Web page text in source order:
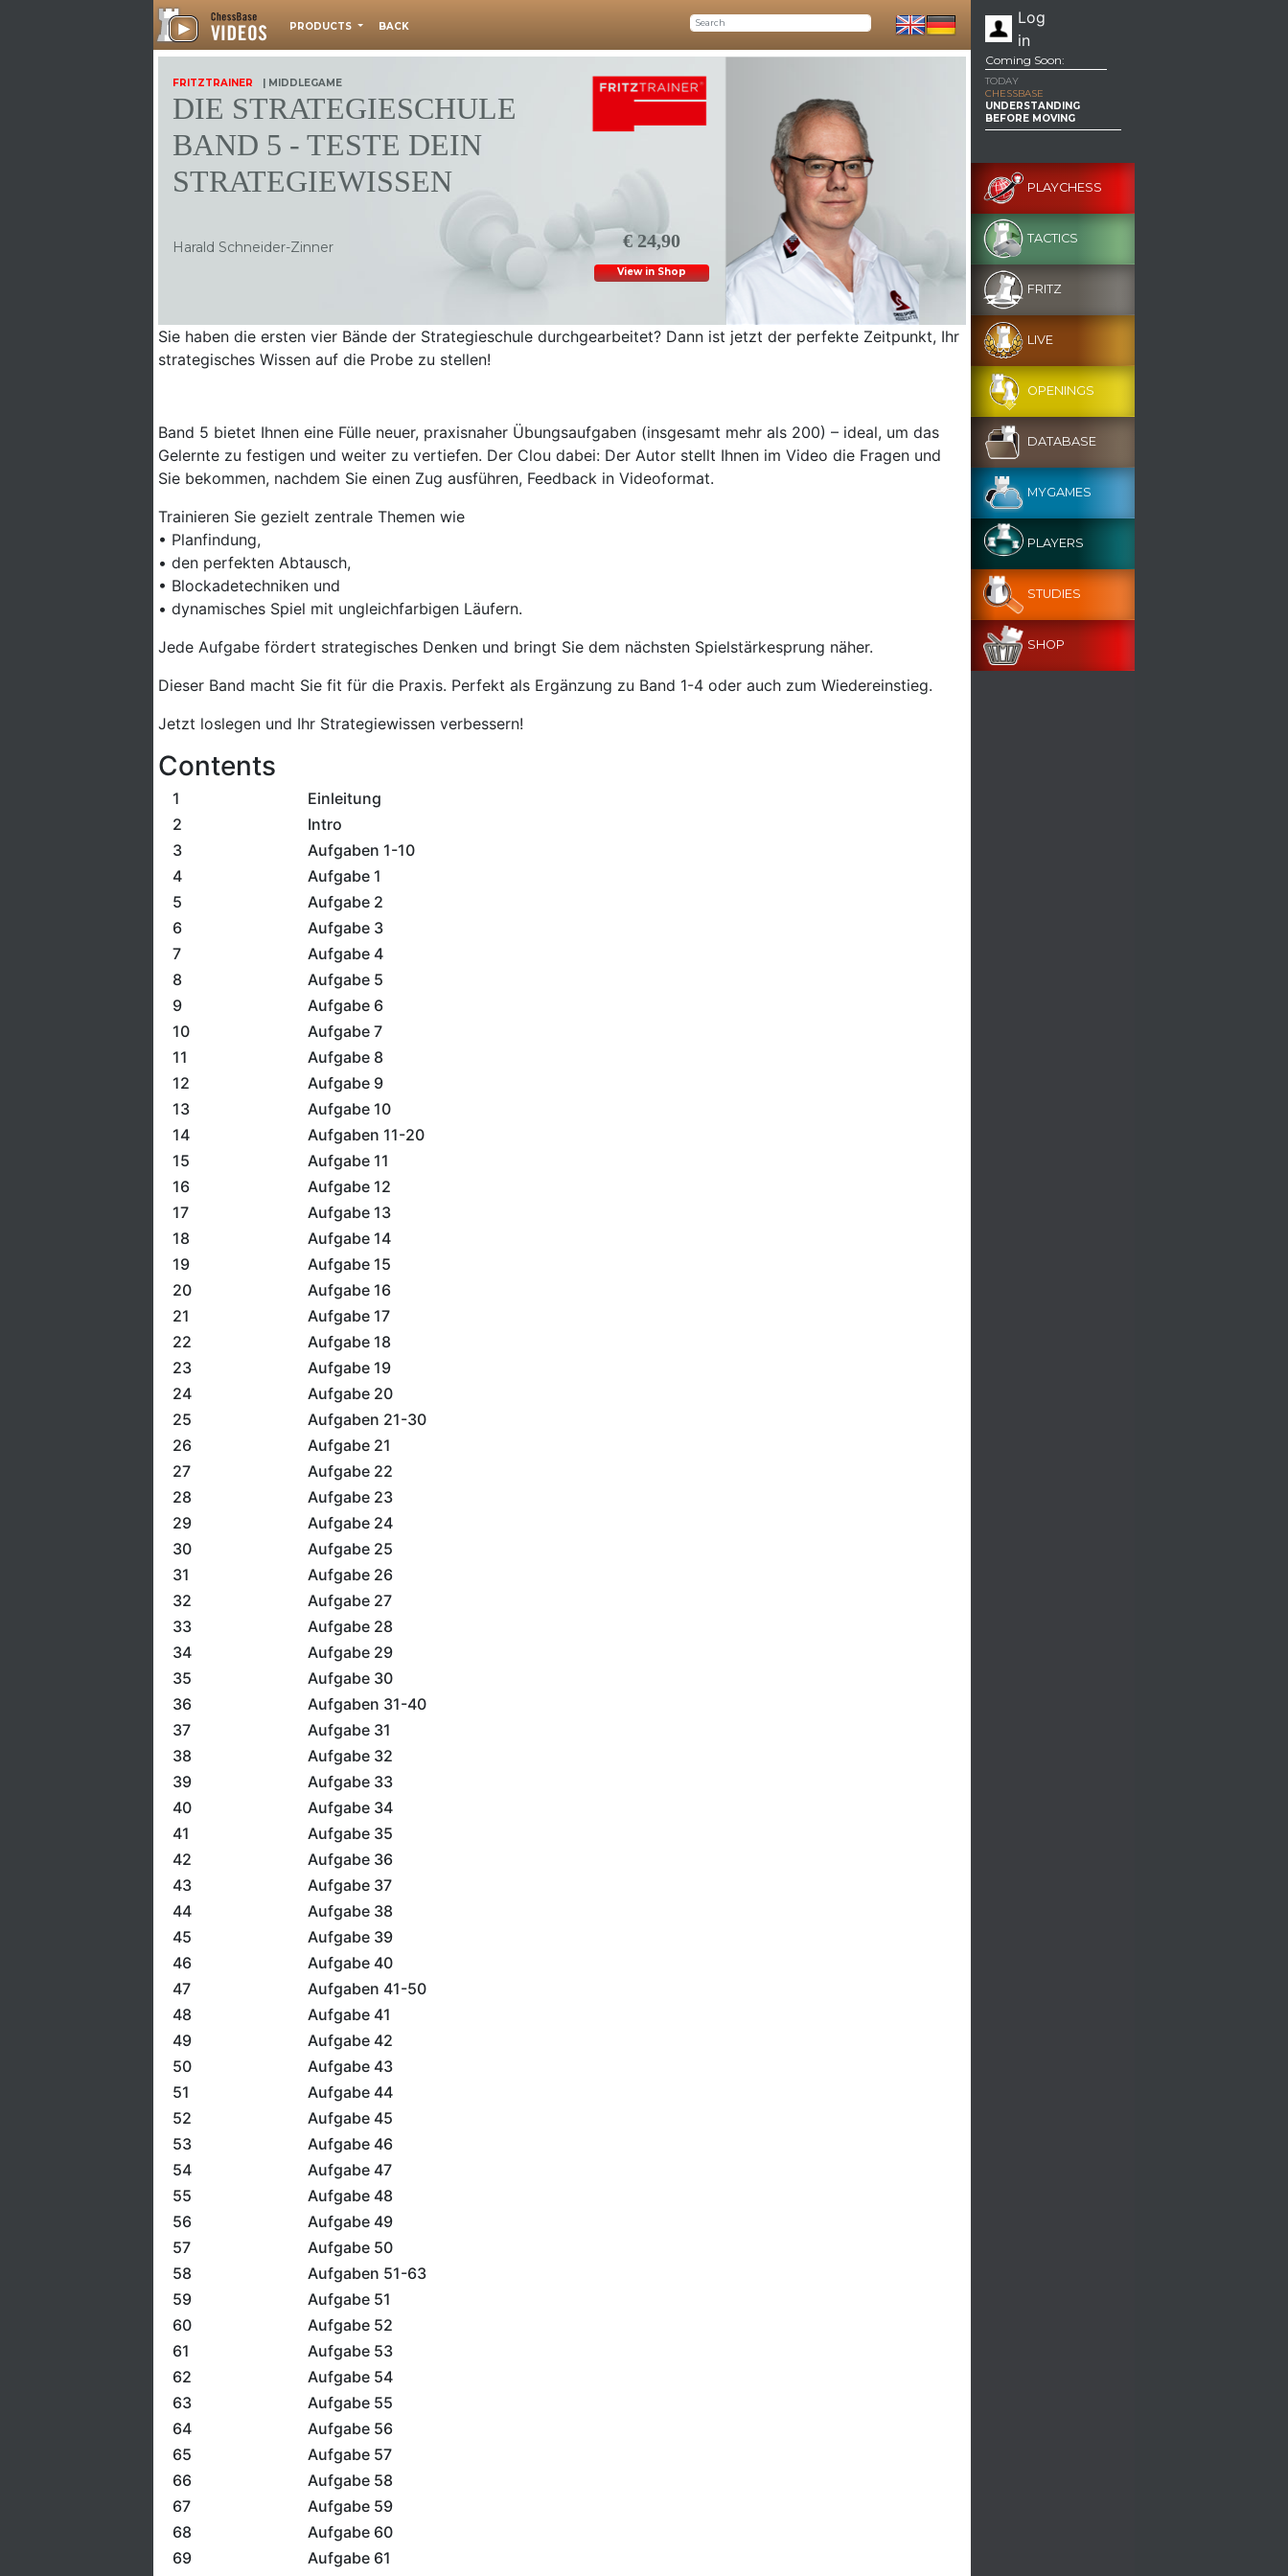
PRODUCTS BACK
Log
in
€ 24,90
View in Shop
FRITZTRAINER | MIDDLEGAME
DIE STRATEGIESCHULE
BAND 5 - TESTE DEIN
STRATEGIEWISSEN
Harald Schneider-Zinner
Sie haben die ersten vier Bände der Strategieschule durchgearbeitet? Dann ist jetzt der perfekte Zeitpunkt, Ihr
strategisches Wissen auf die Probe zu stellen!
Band 5 bietet Ihnen eine Fülle neuer, praxisnaher Übungsaufgaben (insgesamt mehr als 200) – ideal, um das
Gelernte zu festigen und weiter zu vertiefen. Der Clou dabei: Der Autor stellt Ihnen im Video die Fragen und
Sie bekommen, nachdem Sie einen Zug ausführen, Feedback in Videoformat.
Trainieren Sie gezielt zentrale Themen wie
• Planfindung,
• den perfekten Abtausch,
• Blockadetechniken und
• dynamisches Spiel mit ungleichfarbigen Läufern.
Jede Aufgabe fördert strategisches Denken und bringt Sie dem nächsten Spielstärkesprung näher.
Dieser Band macht Sie fit für die Praxis. Perfekt als Ergänzung zu Band 1-4 oder auch zum Wiedereinstieg.
Jetzt loslegen und Ihr Strategiewissen verbessern!
Contents
1
Einleitung
2
Intro
3
Aufgaben 1-10
4
Aufgabe 1
5
Aufgabe 2
6
Aufgabe 3
7
Aufgabe 4
8
Aufgabe 5
9
Aufgabe 6
10
Aufgabe 7
11
Aufgabe 8
12
Aufgabe 9
13
Aufgabe 10
14
Aufgaben 11-20
15
Aufgabe 11
16
Aufgabe 12
17
Aufgabe 13
18
Aufgabe 14
19
Aufgabe 15
20
Aufgabe 16
21
Aufgabe 17
22
Aufgabe 18
23
Aufgabe 19
24
Aufgabe 20
25
Aufgaben 21-30
26
Aufgabe 21
27
Aufgabe 22
28
Aufgabe 23
29
Aufgabe 24
30
Aufgabe 25
31
Aufgabe 26
32
Aufgabe 27
33
Aufgabe 28
34
Aufgabe 29
35
Aufgabe 30
36
Aufgaben 31-40
37
Aufgabe 31
38
Aufgabe 32
39
Aufgabe 33
40
Aufgabe 34
41
Aufgabe 35
42
Aufgabe 36
43
Aufgabe 37
44
Aufgabe 38
45
Aufgabe 39
46
Aufgabe 40
47
Aufgaben 41-50
48
Aufgabe 41
49
Aufgabe 42
50
Aufgabe 43
51
Aufgabe 44
52
Aufgabe 45
53
Aufgabe 46
54
Aufgabe 47
55
Aufgabe 48
56
Aufgabe 49
57
Aufgabe 50
58
Aufgaben 51-63
59
Aufgabe 51
60
Aufgabe 52
61
Aufgabe 53
62
Aufgabe 54
63
Aufgabe 55
64
Aufgabe 56
65
Aufgabe 57
66
Aufgabe 58
67
Aufgabe 59
68
Aufgabe 60
69
Aufgabe 61
Coming Soon:
TODAY
CHESSBASE
UNDERSTANDING
BEFORE MOVING
PLAYCHESS
TACTICS
FRITZ
LIVE
OPENINGS
DATABASE
MYGAMES
PLAYERS
STUDIES
SHOP